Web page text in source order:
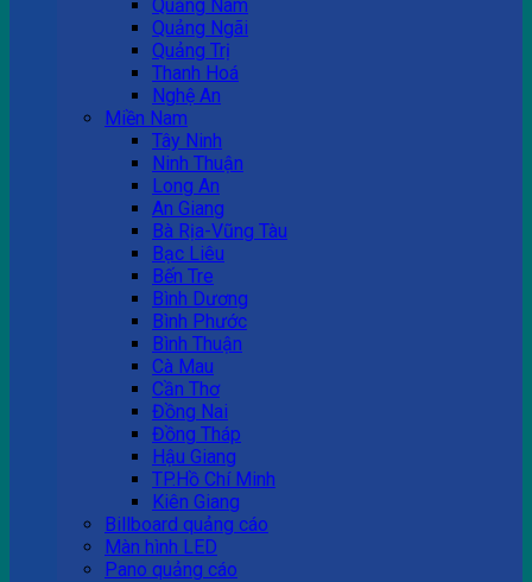
Quảng Nam
Quảng Ngãi
Quảng Trị
Thanh Hoá
Nghệ An
Miền Nam
Tây Ninh
Ninh Thuận
Long An
An Giang
Bà Rịa-Vũng Tàu
Bạc Liêu
Bến Tre
Bình Dương
Bình Phước
Bình Thuận
Cà Mau
Cần Thơ
Đồng Nai
Đồng Tháp
Hậu Giang
TP.Hồ Chí Minh
Kiên Giang
Billboard quảng cáo
Màn hình LED
Pano quảng cáo